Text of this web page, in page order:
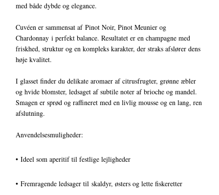
med både dybde og elegance.
Cuvéen er sammensat af Pinot Noir, Pinot Meunier og
Chardonnay i perfekt balance. Resultatet er en champagne med
friskhed, struktur og en kompleks karakter, der straks afslører dens
høje kvalitet.
I glasset finder du delikate aromaer af citrusfrugter, grønne æbler
og hvide blomster, ledsaget af subtile noter af brioche og mandel.
Smagen er sprød og raffineret med en livlig mousse og en lang, ren
afslutning.
Anvendelsesmuligheder:
• Ideel som aperitif til festlige lejligheder
• Fremragende ledsager til skaldyr, østers og lette fiskeretter